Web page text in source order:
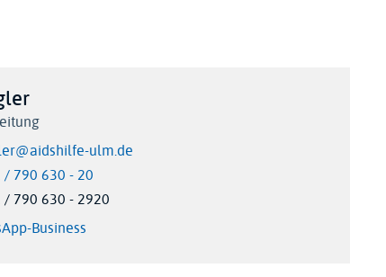
ulm.de
/ 790 630 - 20
/ 790 630 - 2920
Business